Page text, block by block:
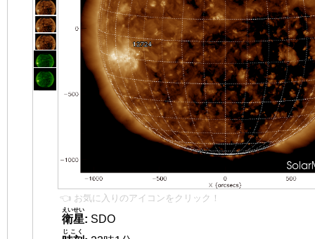
👈 お気に入りのアイコンをクリック！
衛星
えいせい
: SDO
じこく